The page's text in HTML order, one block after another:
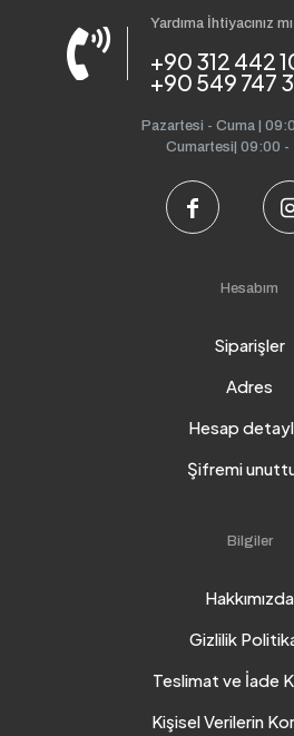
Yardıma İhtiyacınız
+90 312 442
+90 549 747
Pazartesi - Cuma |
Cumartesi| 09:00 -
Hesabım
Siparişler
Adres
Hesap
Şifremi
Bilgiler
Hakkımızda
Gizlilik
Teslimat ve İade
Kişisel Verilerin